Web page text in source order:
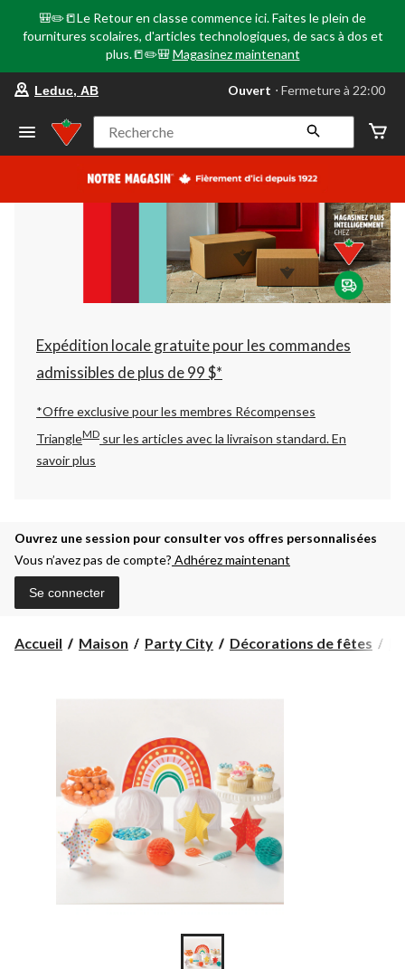
🎒✏️📒Le Retour en classe commence ici. Faites le plein de
fournitures scolaires, d'articles technologiques, de sacs à dos et
plus.📒✏️🎒 Magasinez maintenant
votre
préféré
Leduc,
AB,
courament
Fermeture
à
22:00
cliquer
pour
changer
Leduc, AB Ouvert ⋅ Fermeture à 22:00
Recherche
Expédition locale gratuite pour les commandes
admissibles de plus de 99 $*
*Offre exclusive pour les membres Récompenses
TriangleMD sur les articles avec la livraison standard.En
savoir plus
Ouvrez une session pour consulter vos offres personnalisées
Vous n’avez pas de compte? Adhérez maintenant
Se connecter
Accueil Maison Party City Décorations de fêtes